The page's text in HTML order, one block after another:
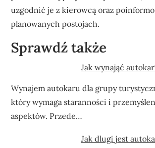
uzgodnić je z kierowcą oraz
planowanych postojach.
Sprawdź także
Jak wynająć
Wynajem autokaru dla grupy
który wymaga staranności i
aspektów. Przede…
Jak dlugi jest